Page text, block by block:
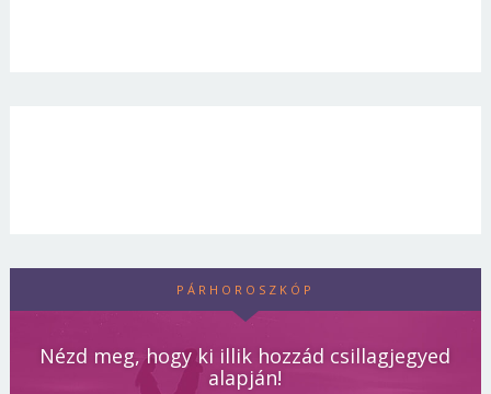
PÁRHOROSZKÓP
Nézd meg, hogy ki illik hozzád csillagjegyed
alapján!